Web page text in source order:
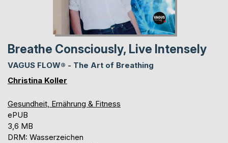
Breathe Consciously, Live Intensely
VAGUS FLOW® - The Art of Breathing
Christina Koller
Gesundheit, Ernährung & Fitness
ePUB
3,6 MB
DRM: Wasserzeichen